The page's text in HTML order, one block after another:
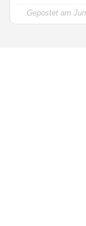
Gepostet am